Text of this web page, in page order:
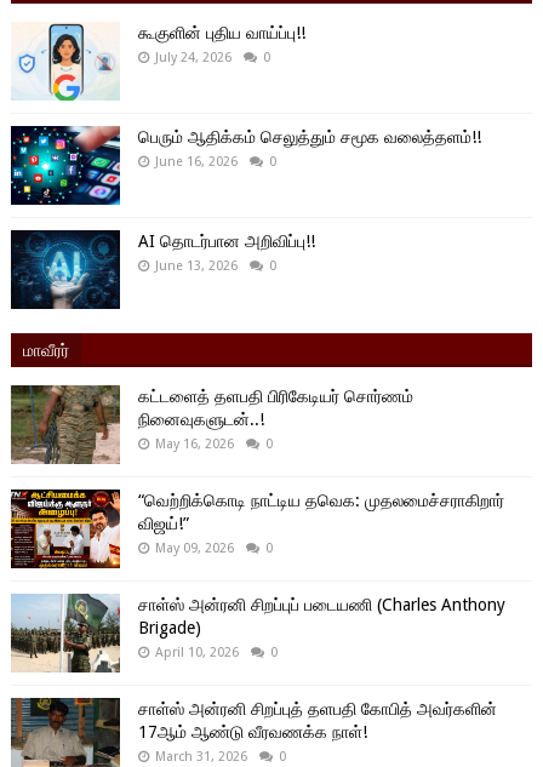
கூகுளின் புதிய வாய்ப்பு!!
July 24, 2026 0
பெரும் ஆதிக்கம் செலுத்தும் சமூக வலைத்தளம்!!
June 16, 2026 0
AI தொடர்பான அறிவிப்பு!!
June 13, 2026 0
மாவீரர்
கட்டளைத் தளபதி பிரிகேடியர் சொர்ணம்
நினைவுகளுடன்..!
May 16, 2026 0
“வெற்றிக்கொடி நாட்டிய தவெக: முதலமைச்சராகிறார்
விஜய்!”
May 09, 2026 0
சாள்ஸ் அன்ரனி சிறப்புப் படையணி (Charles Anthony
Brigade)
April 10, 2026 0
சாள்ஸ் அன்ரனி சிறப்புத் தளபதி கோபித் அவர்களின்
17ஆம் ஆண்டு வீரவணக்க நாள்!
March 31, 2026 0